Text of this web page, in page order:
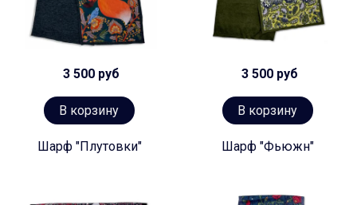
3 500 руб
В корзину
Шарф "Плутовки"
3 500 руб
В корзину
Шарф "Фьюжн"